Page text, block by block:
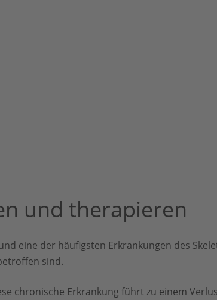
und therapieren
eine der häufigsten Erkrankungen des
sind.
chronische Erkrankung führt zu einem